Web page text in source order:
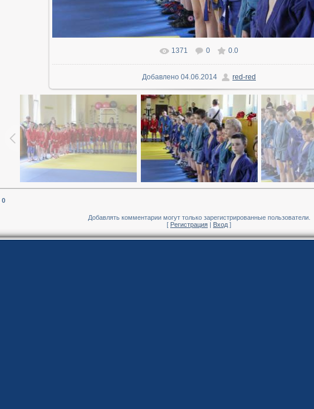
В реальном размере 1600x1066
1371 0 0.0
Добавлено 04.06.2014 red-red
0
Добавлять комментарии могут только зарегистрированные пользователи.
[ Регистрация | Вход ]